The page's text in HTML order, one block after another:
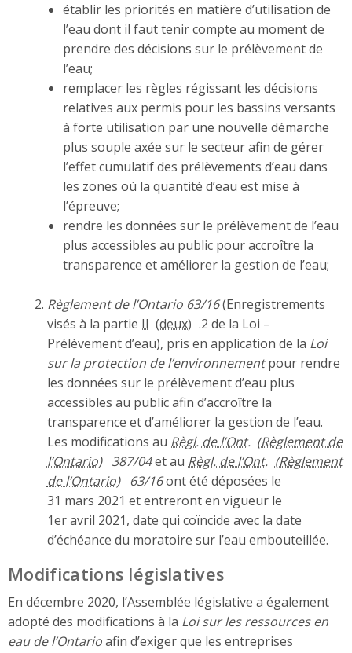
établir les priorités en matière d’utilisation de
l’eau dont il faut tenir compte au moment de
prendre des décisions sur le prélèvement de
l’eau;
remplacer les règles régissant les décisions
relatives aux permis pour les bassins versants
à forte utilisation par une nouvelle démarche
plus souple axée sur le secteur afin de gérer
l’effet cumulatif des prélèvements d’eau dans
les zones où la quantité d’eau est mise à
l’épreuve;
rendre les données sur le prélèvement de l’eau
plus accessibles au public pour accroître la
transparence et améliorer la gestion de l’eau;
Règlement de l’Ontario 63/16(Enregistrements
visés à la partie II
.2 de la Loi –
Prélèvement d’eau), pris en application de la Loi
sur la protection de l’environnementpour rendre
les données sur le prélèvement d’eau plus
accessibles au public afin d’accroître la
transparence et d’améliorer la gestion de l’eau.
Les modifications au Règl. de l’Ont.
387/04et au Règl. de l’Ont.
63/16ont été déposées le
31 mars 2021 et entreront en vigueur le
1er avril 2021, date qui coïncide avec la date
d’échéance du moratoire sur l’eau embouteillée.
Modifications législatives
En décembre 2020, l’Assemblée législative a également
adopté des modifications à la Loi sur les ressources en
eau de l’Ontarioafin d’exiger que les entreprises